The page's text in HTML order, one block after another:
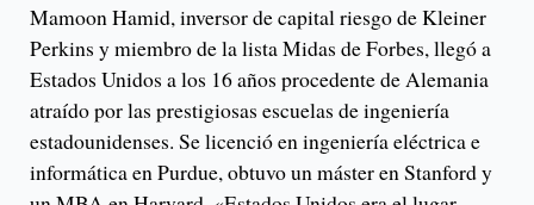
Mamoon Hamid, inversor de capital riesgo de Kleiner
Perkins y miembro de la lista Midas de Forbes, llegó a
Estados Unidos a los 16 años procedente de Alemania
atraído por las prestigiosas escuelas de ingeniería
estadounidenses. Se licenció en ingeniería eléctrica e
informática en Purdue, obtuvo un máster en Stanford y